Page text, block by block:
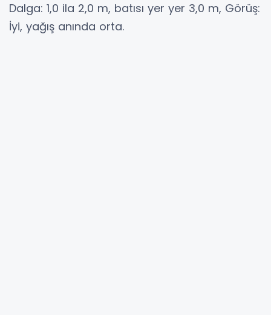
Dalga: 1,0 ila 2,0 m, batısı yer yer 3,0 m, Görüş:
İyi, yağış anında orta.